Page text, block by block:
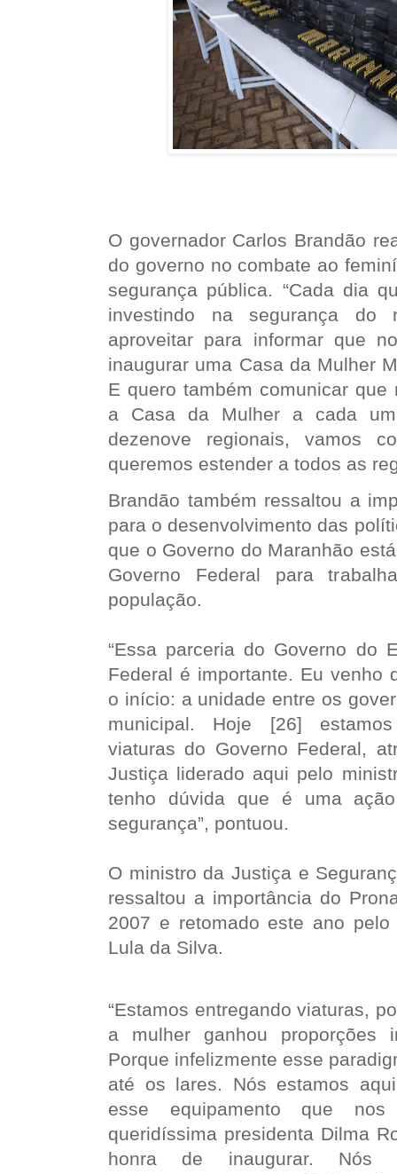
O governador Carlos Brandão
do governo no combate ao
segurança pública. “Cada dia
investindo na segurança do
aproveitar para informar que
inaugurar uma Casa da Mulher
E quero também comunicar
a Casa da Mulher a cada
dezenove regionais, vamos
queremos estender a todos as
Brandão também ressaltou a
para o desenvolvimento das
que o Governo do Maranhão
Governo Federal para
população.
“Essa parceria do Governo do
Federal é importante. Eu venho
o início: a unidade entre os
municipal. Hoje [26]
viaturas do Governo Federal,
Justiça liderado aqui pelo
tenho dúvida que é uma
segurança”, pontuou.
O ministro da Justiça e
ressaltou a importância do
2007 e retomado este ano
Lula da Silva.
“Estamos entregando viaturas,
a mulher ganhou proporções
Porque infelizmente esse
até os lares. Nós estamos
esse equipamento que
queridíssima presidenta Dilma
honra de inaugurar. Nós